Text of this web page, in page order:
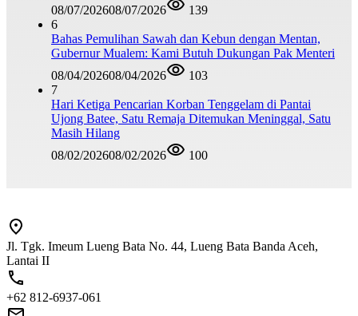
08/07/202608/07/2026
139
6
Bahas Pemulihan Sawah dan Kebun dengan Mentan,
Gubernur Mualem: Kami Butuh Dukungan Pak Menteri
08/04/202608/04/2026
103
7
Hari Ketiga Pencarian Korban Tenggelam di Pantai
Ujong Batee, Satu Remaja Ditemukan Meninggal, Satu
Masih Hilang
08/02/202608/02/2026 100
Jl. Tgk. Imeum Lueng Bata No. 44, Lueng Bata Banda Aceh,
Lantai II
+62 812-6937-061